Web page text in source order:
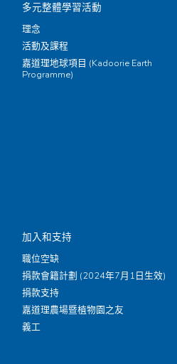
多元整體學習活動
理念
活動及課程
嘉道理地球項目 (Kadoorie Earth
Programme)
加入和支持
職位空缺
捐款會籍計劃 (2024年7月1日生效)
捐款支持
嘉道理農場暨植物園之友
義工